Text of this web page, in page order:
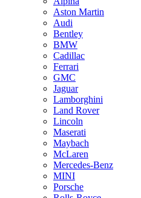
Aston Martin
Audi
Bentley
BMW
Cadillac
Ferrari
GMC
Jaguar
Lamborghini
Land Rover
Lincoln
Maserati
Maybach
McLaren
Mercedes-Benz
MINI
Porsche